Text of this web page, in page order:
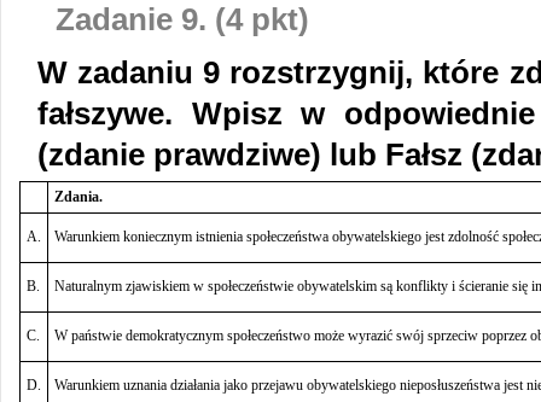
Zadanie 9. (4 pkt)
W zadaniu 9 rozstrzygnij, które
fałszywe. Wpisz w
(zdanie prawdziwe) lub Fałsz
Zdania.
A. Warunkiem koniecznym istnienia społeczeństwa obywatelskiego jest zdolność
B. Naturalnym zjawiskiem w społeczeństwie obywatelskim są konflikty i ścieranie się
C. W państwie demokratycznym społeczeństwo może wyrazić swój sprzeciw poprzez
D. Warunkiem uznania działania jako przejawu obywatelskiego nieposłuszeństwa jest